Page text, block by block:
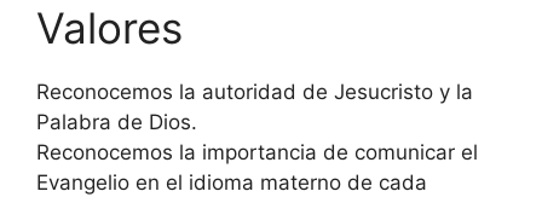
Valores
Reconocemos la autoridad de Jesucristo y la
Palabra de Dios.
Reconocemos la importancia de comunicar el
Evangelio en el idioma materno de cada